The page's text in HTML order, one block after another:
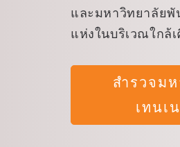
และมหาวิทยาลัยพั
แห่งในบริเวณใกล้เ
สำรวจม
เทนเ